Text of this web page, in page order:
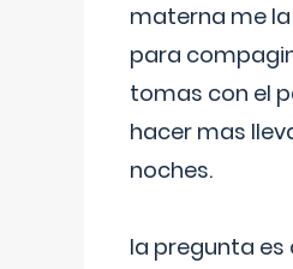
materna me
para
tomas con el
hacer mas
noches.
la pregunta es